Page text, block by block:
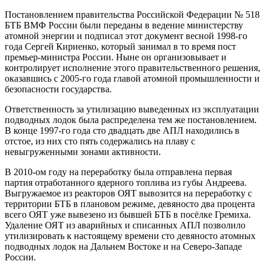
Постановлением правительства Российской Федерации № 518
БТБ ВМФ России были переданы в ведение министерству
атомной энергии и подписал этот документ весной 1998-го
года Сергей Кириенко, который занимал в то время пост
премьер-министра России. Ныне он организовывает и
контролирует исполнение этого правительственного решения,
оказавшись с 2005-го года главой атомной промышленности и
безопасности государства.
Ответственность за утилизацию выведенных из эксплуатации
подводных лодок была распределена тем же постановлением.
В конце 1997-го года сто двадцать две АПЛ находились в
отстое, из них сто пять содержались на плаву с
невыгруженными зонами активности.
В 2010-ом году на переработку была отправлена первая
партия отработанного ядерного топлива из губы Андреева.
Выгружаемое из реакторов ОЯТ вывозится на переработку с
территории БТБ в плановом режиме, девяносто два процента
всего ОЯТ уже вывезено из бывшей БТБ в посёлке Гремиха.
Удаление ОЯТ из аварийных и списанных АПЛ позволило
утилизировать к настоящему времени сто девяносто атомных
подводных лодок на Дальнем Востоке и на Северо-Западе
России.